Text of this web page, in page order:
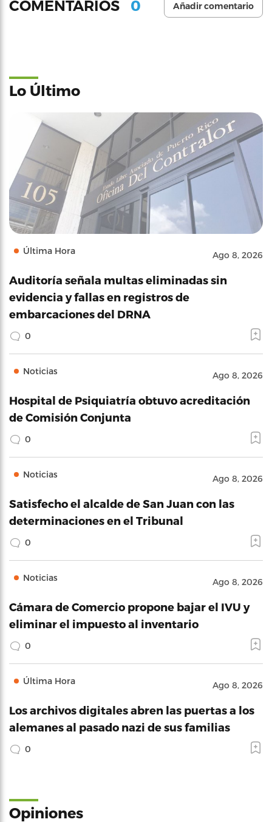
COMENTARIOS 0 Añadir comentario
Lo Último
Última Hora Ago 8, 2026
Auditoría señala multas eliminadas sin
evidencia y fallas en registros de
embarcaciones del DRNA
0
Noticias Ago 8, 2026
Hospital de Psiquiatría obtuvo acreditación
de Comisión Conjunta
0
Noticias Ago 8, 2026
Satisfecho el alcalde de San Juan con las
determinaciones en el Tribunal
0
Noticias Ago 8, 2026
Cámara de Comercio propone bajar el IVU y
eliminar el impuesto al inventario
0
Última Hora Ago 8, 2026
Los archivos digitales abren las puertas a los
alemanes al pasado nazi de sus familias
0
Opiniones